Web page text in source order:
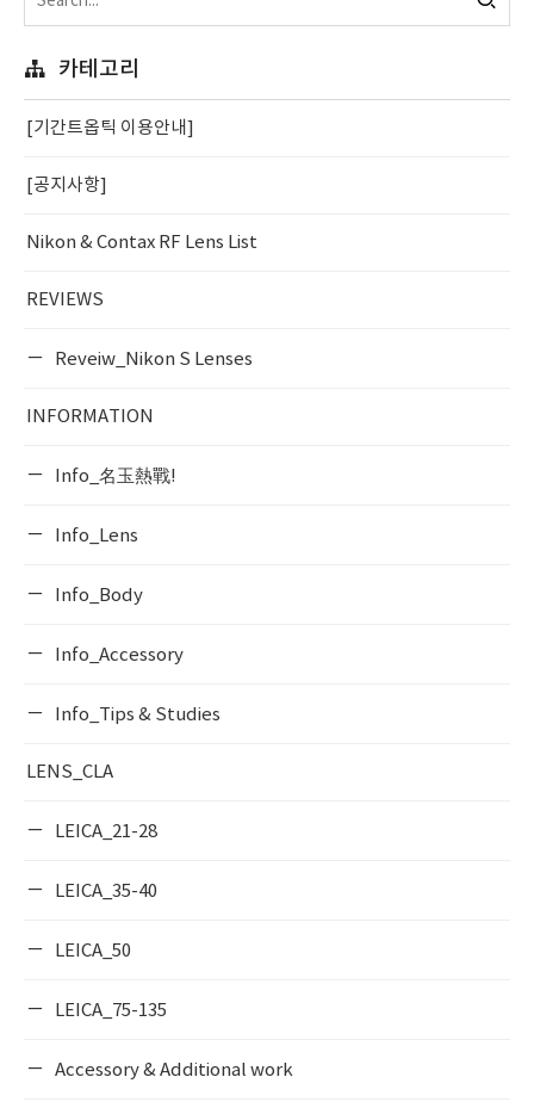
카테고리
[기간트옵틱 이용안내]
[공지사항]
Nikon & Contax RF Lens List
REVIEWS
Reveiw_Nikon S Lenses
INFORMATION
Info_名玉熱戰!
Info_Lens
Info_Body
Info_Accessory
Info_Tips & Studies
LENS_CLA
LEICA_21-28
LEICA_35-40
LEICA_50
LEICA_75-135
Accessory & Additional work